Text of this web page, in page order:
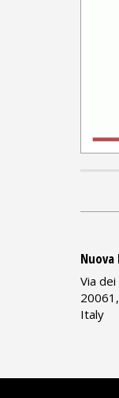
Nuova
Via
Italy